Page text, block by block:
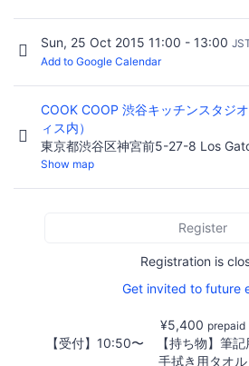
Sun, 25 Oct 2015 11:00 - 13:00
Add to Google Calendar
COOK COOP 渋谷キッチンスタジ
ィス内）
東京都渋谷区神宮前5-27-8 Los
Show map
Register
Registration is
Get invited to future
¥5,400 prepaid
【受付】10:50〜 【持ち物】筆記
手拭き用タオル